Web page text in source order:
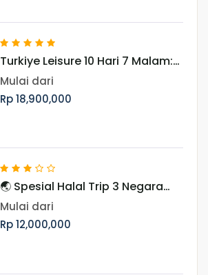
Turkiye Leisure 10 Hari 7 Malam:
Jelajahi Pesona Turki Periode 22
Oktober 2026
Mulai dari
Rp 18,900,000
🌏 Spesial Halal Trip 3 Negara
Asia Periode Libur Akhir Tahun
Mulai dari
Rp 12,000,000